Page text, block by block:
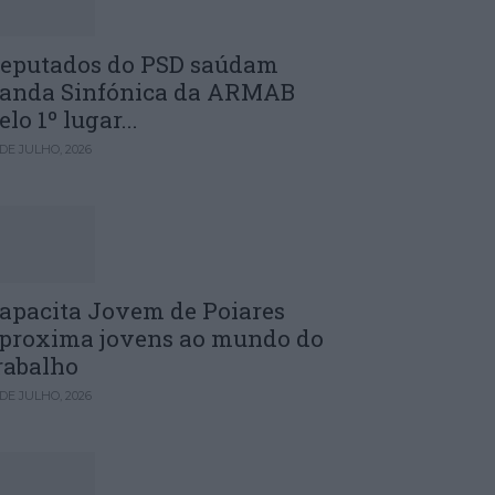
do PSD saúdam
Sinfónica da ARMAB
1º lugar...
JULHO, 2026
Jovem de Poiares
jovens ao mundo do
JULHO, 2026